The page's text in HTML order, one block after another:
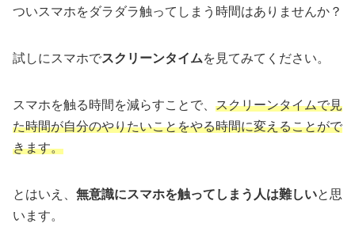
ついスマホをダラダラ触ってしまう時間はありませんか？
試しにスマホでスクリーンタイムを見てみてください。
スマホを触る時間を減らすことで、 スクリーンタイムで見
た時間が自分のやりたいことをやる時間に変えることがで
きます。
とはいえ、 無意識にスマホを触ってしまう人は難しいと思
います。